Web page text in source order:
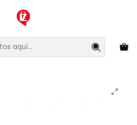
antes de que la oferta termine!
Lentes de Sol
Hawkers One Colt HOCL22CETP
Talla 53mm